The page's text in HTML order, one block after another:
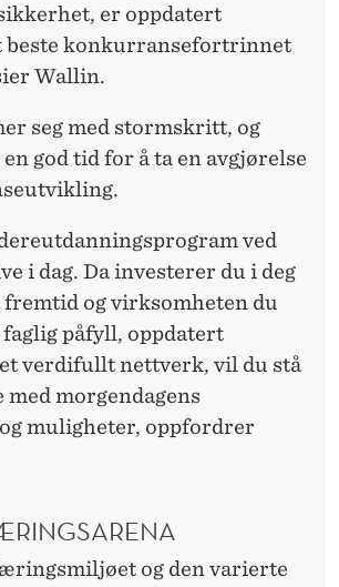
er oppdatert
beste konkurransefortrinnet
Wallin.
seg med stormskritt, og
god tid for å ta en avgjørelse
ved
i dag. Da investerer du i deg
fremtid og virksomheten du
påfyll, oppdatert
verdifullt nettverk, vil du stå
morgendagens
muligheter, oppfordrer
og den varierte